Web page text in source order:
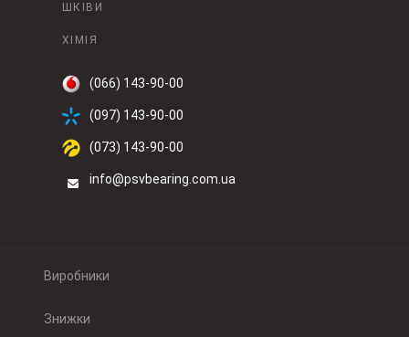
ШКІВИ
ХІМІЯ
(066) 143-90-00
(097) 143-90-00
(073) 143-90-00
info@psvbearing.com.ua
Виробники
Знижки